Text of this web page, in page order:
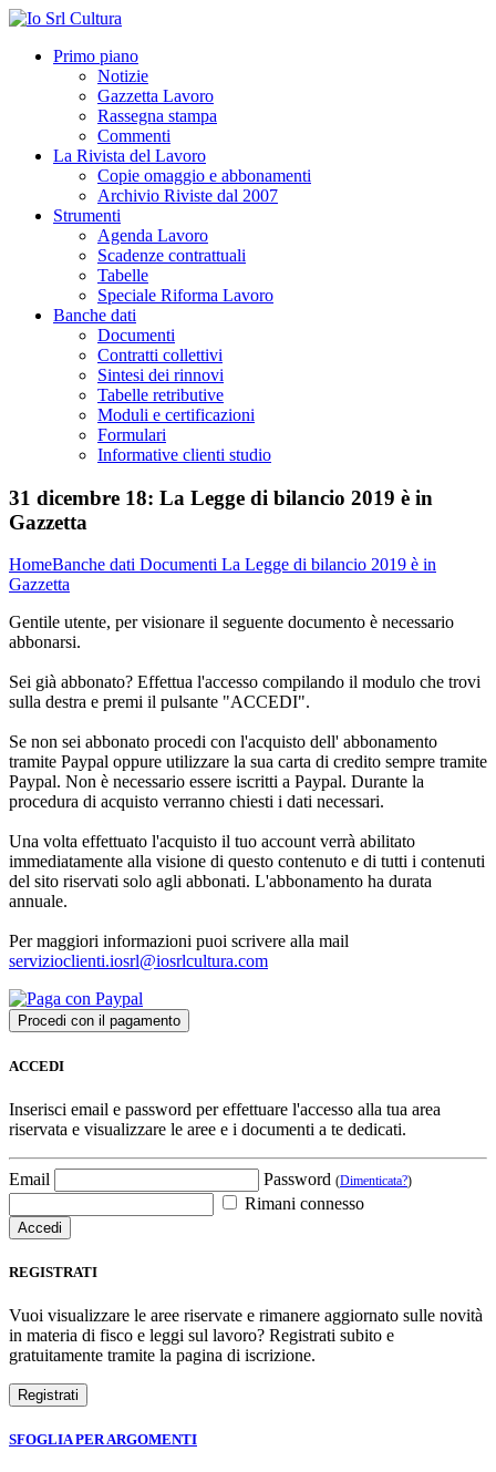
Primo piano
Notizie
Gazzetta Lavoro
Rassegna stampa
Commenti
La Rivista del Lavoro
Copie omaggio e abbonamenti
Archivio Riviste dal 2007
Strumenti
Agenda Lavoro
Scadenze contrattuali
Tabelle
Speciale Riforma Lavoro
Banche dati
Documenti
Contratti collettivi
Sintesi dei rinnovi
Tabelle retributive
Moduli e certificazioni
Formulari
Informative clienti studio
31 dicembre 18: La Legge di bilancio 2019 è in
Gazzetta
HomeBanche dati Documenti La Legge di bilancio 2019 è in
Gazzetta
Gentile utente, per visionare il seguente documento è necessario
abbonarsi.
Sei già abbonato? Effettua l'accesso compilando il modulo che trovi
sulla destra e premi il pulsante "ACCEDI".
Se non sei abbonato procedi con l'acquisto dell' abbonamento
tramite Paypal oppure utilizzare la sua carta di credito sempre tramite
Paypal. Non è necessario essere iscritti a Paypal. Durante la
procedura di acquisto verranno chiesti i dati necessari.
Una volta effettuato l'acquisto il tuo account verrà abilitato
immediatamente alla visione di questo contenuto e di tutti i contenuti
del sito riservati solo agli abbonati. L'abbonamento ha durata
annuale.
Per maggiori informazioni puoi scrivere alla mail
servizioclienti.iosrl@iosrlcultura.com
ACCEDI
Inserisci email e password per effettuare l'accesso alla tua area
riservata e visualizzare le aree e i documenti a te dedicati.
Email Password (Dimenticata?)
Rimani connesso
REGISTRATI
Vuoi visualizzare le aree riservate e rimanere aggiornato sulle novità
in materia di fisco e leggi sul lavoro? Registrati subito e
gratuitamente tramite la pagina di iscrizione.
SFOGLIA PER ARGOMENTI